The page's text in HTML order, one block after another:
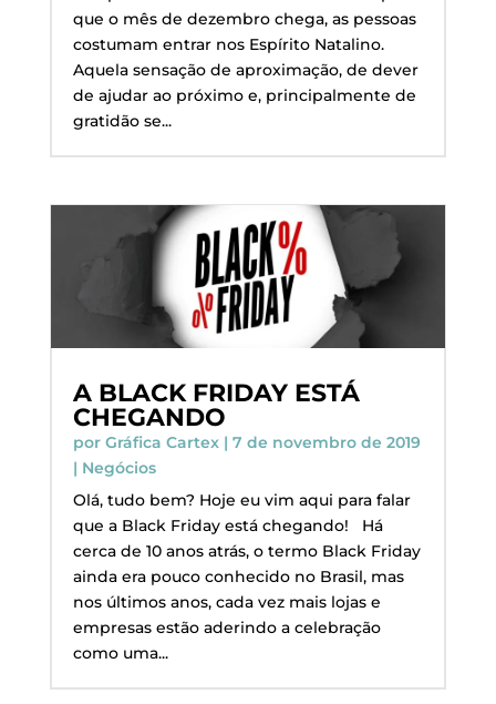
que o mês de dezembro chega, as pessoas
costumam entrar nos Espírito Natalino.
Aquela sensação de aproximação, de dever
de ajudar ao próximo e, principalmente de
gratidão se...
A BLACK FRIDAY ESTÁ
CHEGANDO
por Gráfica Cartex| 7 de novembro de 2019
| Negócios
Olá, tudo bem? Hoje eu vim aqui para falar
que a Black Friday está chegando! Há
cerca de 10 anos atrás, o termo Black Friday
ainda era pouco conhecido no Brasil, mas
nos últimos anos, cada vez mais lojas e
empresas estão aderindo a celebração
como uma...